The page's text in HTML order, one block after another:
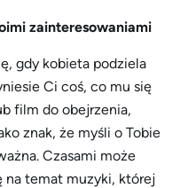
zainteresowaniami
gdy kobieta podziela
Ci coś, co mu się
film do obejrzenia,
znak, że myśli o Tobie
Czasami może
na temat muzyki, której